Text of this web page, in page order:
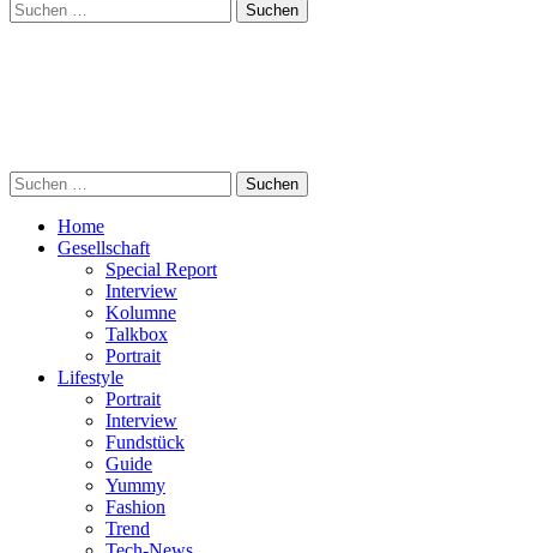
Suchen
nach:
Suchen
nach:
Home
Gesellschaft
Special Report
Interview
Kolumne
Talkbox
Portrait
Lifestyle
Portrait
Interview
Fundstück
Guide
Yummy
Fashion
Trend